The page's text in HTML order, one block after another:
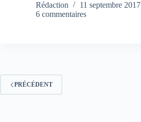
Rédaction
11 septembre 2017
6 commentaires
PRÉCÉDENT